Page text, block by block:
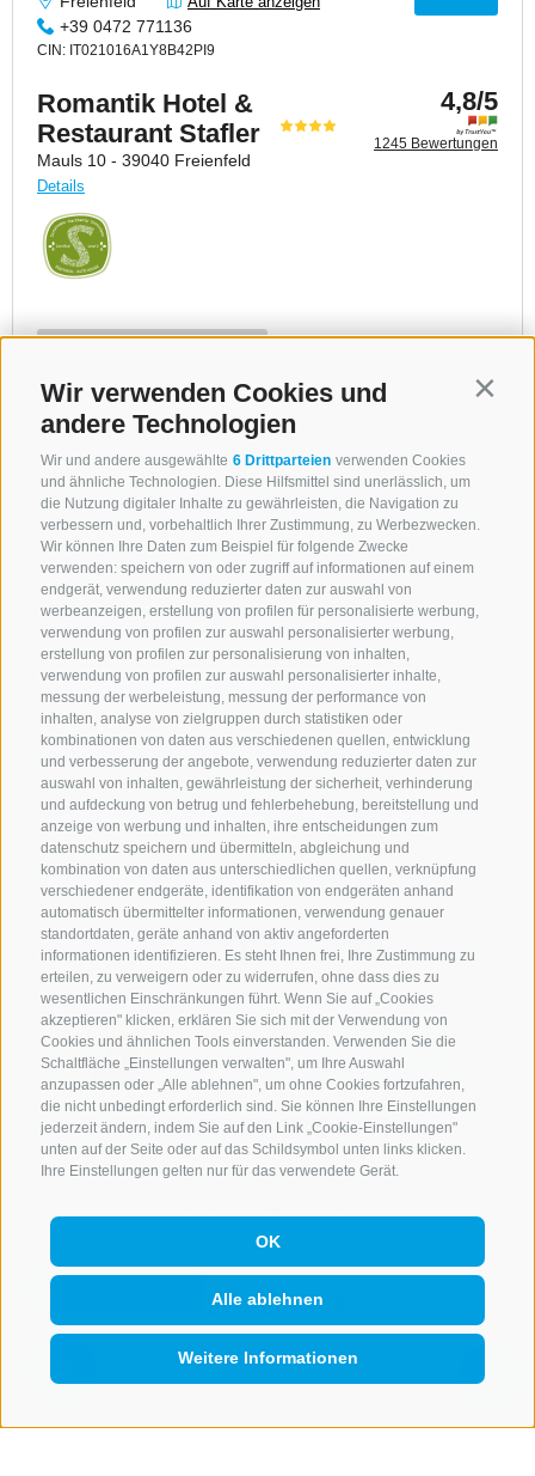
Wir verwenden Cookies und
andere Technologien
Wir und andere ausgewählte 6 Drittparteien verwenden Cookies
und ähnliche Technologien. Diese Hilfsmittel sind unerlässlich, um
die Nutzung digitaler Inhalte zu gewährleisten, die Navigation zu
verbessern und, vorbehaltlich Ihrer Zustimmung, zu Werbezwecken.
Wir können Ihre Daten zum Beispiel für folgende Zwecke
verwenden: speichern von oder zugriff auf informationen auf einem
endgerät, verwendung reduzierter daten zur auswahl von
werbeanzeigen, erstellung von profilen für personalisierte werbung,
verwendung von profilen zur auswahl personalisierter werbung,
erstellung von profilen zur personalisierung von inhalten,
verwendung von profilen zur auswahl personalisierter inhalte,
messung der werbeleistung, messung der performance von
inhalten, analyse von zielgruppen durch statistiken oder
kombinationen von daten aus verschiedenen quellen, entwicklung
und verbesserung der angebote, verwendung reduzierter daten zur
auswahl von inhalten, gewährleistung der sicherheit, verhinderung
und aufdeckung von betrug und fehlerbehebung, bereitstellung und
anzeige von werbung und inhalten, ihre entscheidungen zum
datenschutz speichern und übermitteln, abgleichung und
kombination von daten aus unterschiedlichen quellen, verknüpfung
verschiedener endgeräte, identifikation von endgeräten anhand
automatisch übermittelter informationen, verwendung genauer
standortdaten, geräte anhand von aktiv angeforderten
informationen identifizieren. Es steht Ihnen frei, Ihre Zustimmung zu
erteilen, zu verweigern oder zu widerrufen, ohne dass dies zu
wesentlichen Einschränkungen führt. Wenn Sie auf „Cookies
akzeptieren" klicken, erklären Sie sich mit der Verwendung von
Cookies und ähnlichen Tools einverstanden. Verwenden Sie die
Schaltfläche „Einstellungen verwalten", um Ihre Auswahl
anzupassen oder „Alle ablehnen", um ohne Cookies fortzufahren,
die nicht unbedingt erforderlich sind. Sie können Ihre Einstellungen
jederzeit ändern, indem Sie auf den Link „Cookie-Einstellungen"
unten auf der Seite oder auf das Schildsymbol unten links klicken.
Ihre Einstellungen gelten nur für das verwendete Gerät.
OK
Alle ablehnen
Weitere Informationen
KONTAKTIERE UNS
+39 0472 765 521
NEWSLETTER
Bleib am Laufenden
QUICKLINKS